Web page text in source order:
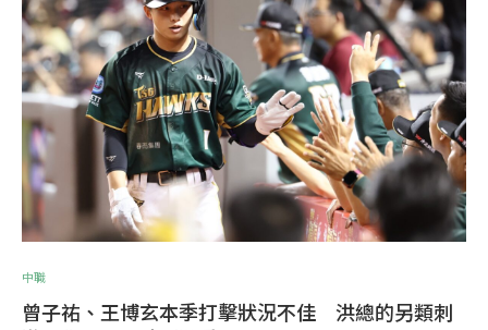
中職
曾子祐、王博玄本季打擊狀況不佳 洪總的另類刺